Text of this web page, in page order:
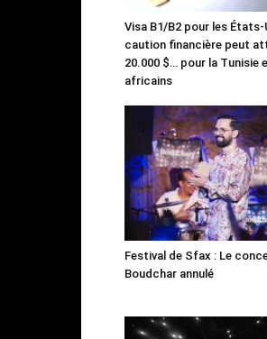
Visa B1/B2 pour les États-
caution financière peut
20.000 $… pour la Tunisie
africains
Festival de Sfax : Le
Boudchar annulé